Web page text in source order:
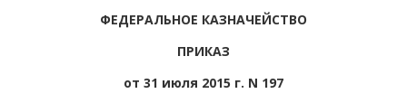
ФЕДЕРАЛЬНОЕ КАЗНАЧЕЙСТВО
ПРИКАЗ
от 31 июля 2015 г. N 197